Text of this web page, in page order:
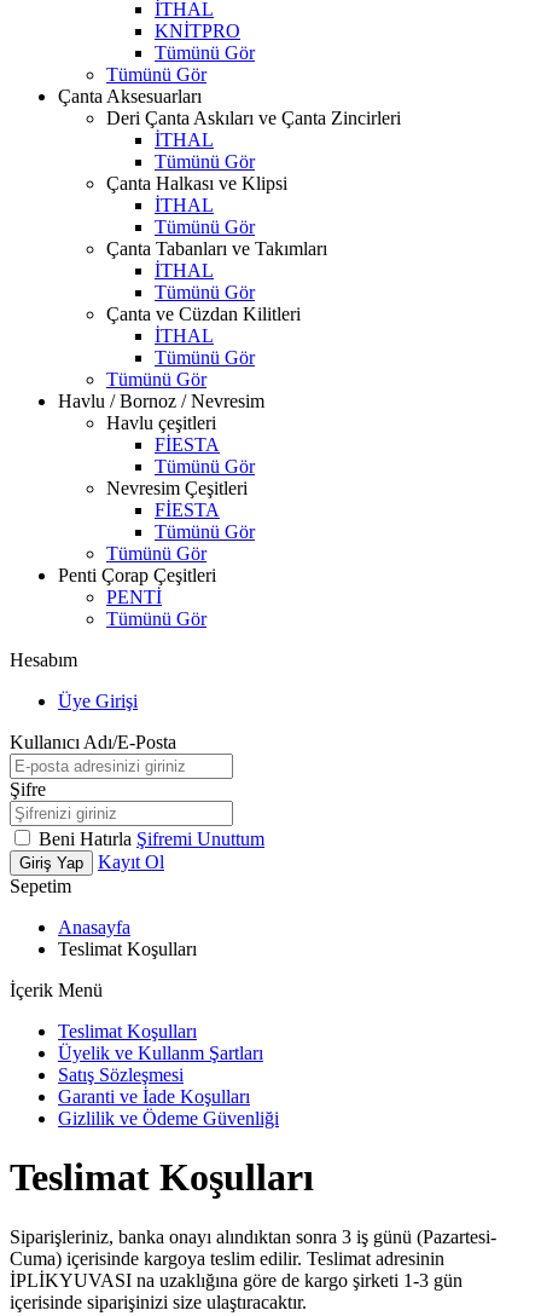
İTHAL
KNİTPRO
Tümünü Gör
Tümünü Gör
Çanta Aksesuarları
Deri Çanta Askıları ve Çanta Zincirleri
İTHAL
Tümünü Gör
Çanta Halkası ve Klipsi
İTHAL
Tümünü Gör
Çanta Tabanları ve Takımları
İTHAL
Tümünü Gör
Çanta ve Cüzdan Kilitleri
İTHAL
Tümünü Gör
Tümünü Gör
Havlu / Bornoz / Nevresim
Havlu çeşitleri
FİESTA
Tümünü Gör
Nevresim Çeşitleri
FİESTA
Tümünü Gör
Tümünü Gör
Penti Çorap Çeşitleri
PENTİ
Tümünü Gör
Hesabım
Üye Girişi
Kullanıcı Adı/E-Posta
Şifre
Beni Hatırla Şifremi Unuttum
Giriş Yap
Kayıt Ol
Sepetim
Anasayfa
Teslimat Koşulları
İçerik Menü
Teslimat Koşulları
Üyelik ve Kullanm Şartları
Satış Sözleşmesi
Garanti ve İade Koşulları
Gizlilik ve Ödeme Güvenliği
Teslimat Koşulları
Siparişleriniz, banka onayı alındıktan sonra 3 iş günü (Pazartesi-
Cuma) içerisinde kargoya teslim edilir. Teslimat adresinin
İPLİKYUVASI na uzaklığına göre de kargo şirketi 1-3 gün
içerisinde siparişinizi size ulaştıracaktır.